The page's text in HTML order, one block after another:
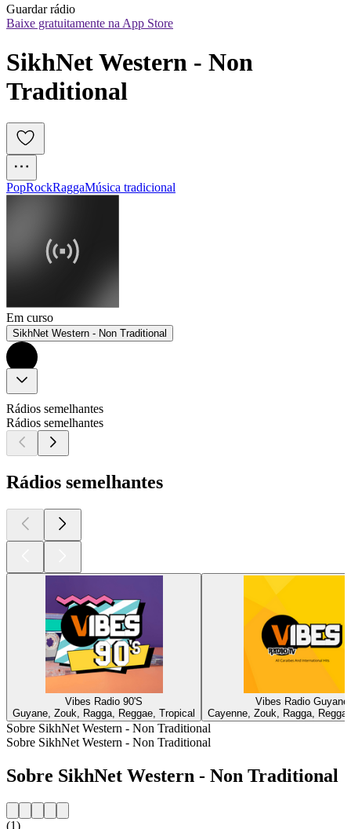
Guardar rádio
Baixe gratuitamente na App Store
SikhNet Western - Non
Traditional
PopRockRaggaMúsica tradicional
Em curso
SikhNet Western - Non Traditional
Rádios semelhantes
Rádios semelhantes
Rádios semelhantes
Vibes Radio 90'S
Guyane, Zouk, Ragga, Reggae, Tropical
Vibes Radio Guyane
Cayenne, Zouk, Ragga,
Sobre SikhNet Western - Non Traditional
Sobre SikhNet Western - Non Traditional
Sobre SikhNet Western - Non Traditional
(1)